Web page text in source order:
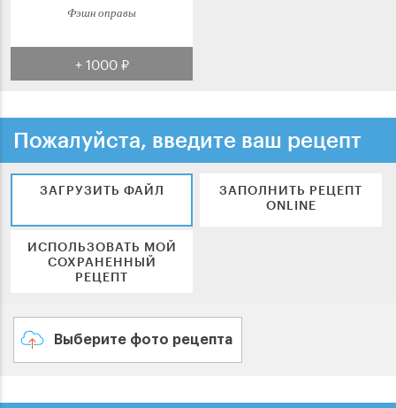
Фэшн оправы
+ 1000 ₽
Пожалуйста, введите ваш рецепт
ЗАГРУЗИТЬ ФАЙЛ
ЗАПОЛНИТЬ РЕЦЕПТ
ONLINE
ИСПОЛЬЗОВАТЬ МОЙ
СОХРАНЕННЫЙ
РЕЦЕПТ
Выберите фото рецепта